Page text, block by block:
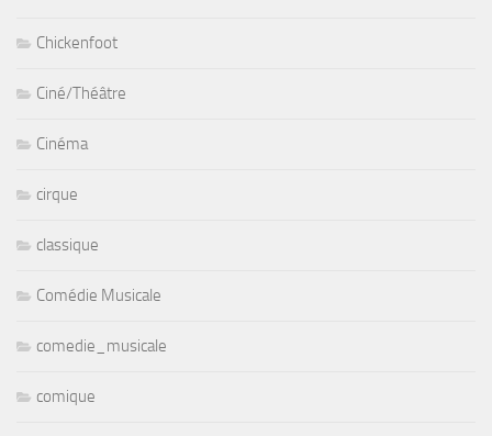
Chickenfoot
Ciné/Théâtre
Cinéma
cirque
classique
Comédie Musicale
comedie_musicale
comique